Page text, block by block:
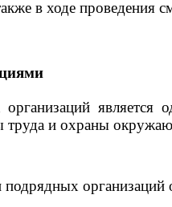
в ходе проведения
организаций
труда и охраны
организаций